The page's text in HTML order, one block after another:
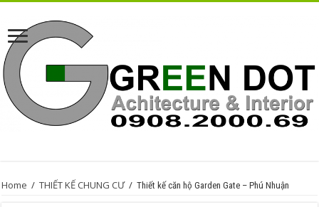
Home / THIẾT KẾ CHUNG CƯ / Thiết kế căn hộ Garden Gate – Phú Nhuận